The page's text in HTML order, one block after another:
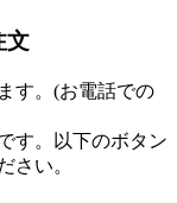
文
す。(お電話での
す。以下のボタン
さい。